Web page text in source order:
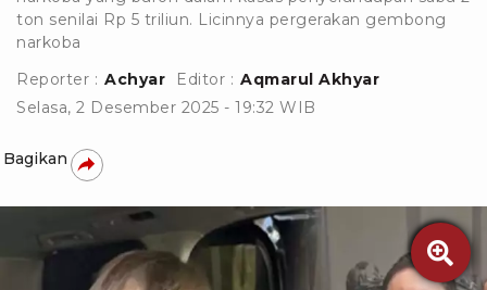
ton senilai Rp 5 triliun. Licinnya pergerakan gembong
narkoba
Reporter : Achyar Editor : Aqmarul Akhyar
Selasa, 2 Desember 2025 - 19:32 WIB
Bagikan
